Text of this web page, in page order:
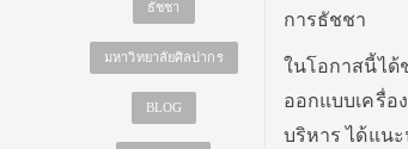
ธัชชา
มหาวิทยาลัยศิลปากร
BLOG
การธัชชา
ในโอกาสนี้ได้
ออกแบบเครื่
บริหาร ได้แน